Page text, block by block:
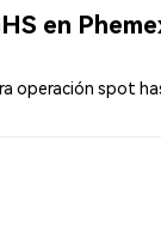
en
operación